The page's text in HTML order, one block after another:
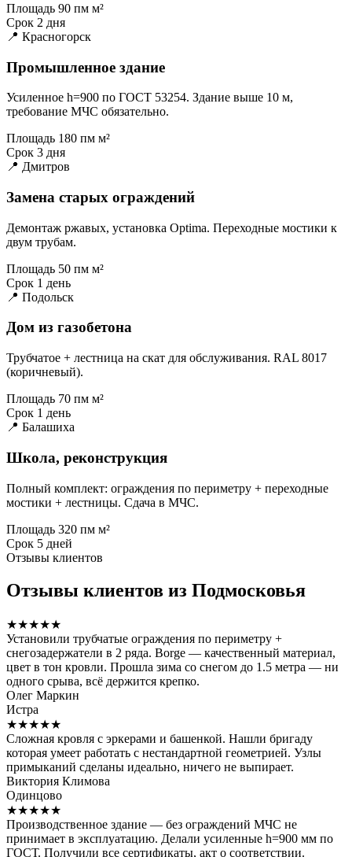
Площадь 90 пм м²
Срок 2 дня
📍 Красногорск
Промышленное здание
Усиленное h=900 по ГОСТ 53254. Здание выше 10 м,
требование МЧС обязательно.
Площадь 180 пм м²
Срок 3 дня
📍 Дмитров
Замена старых ограждений
Демонтаж ржавых, установка Optima. Переходные мостики к
двум трубам.
Площадь 50 пм м²
Срок 1 день
📍 Подольск
Дом из газобетона
Трубчатое + лестница на скат для обслуживания. RAL 8017
(коричневый).
Площадь 70 пм м²
Срок 1 день
📍 Балашиха
Школа, реконструкция
Полный комплект: ограждения по периметру + переходные
мостики + лестницы. Сдача в МЧС.
Площадь 320 пм м²
Срок 5 дней
Отзывы клиентов
Отзывы клиентов из Подмосковья
★★★★★
Установили трубчатые ограждения по периметру +
снегозадержатели в 2 ряда. Borge — качественный материал,
цвет в тон кровли. Прошла зима со снегом до 1.5 метра — ни
одного срыва, всё держится крепко.
Олег Маркин
Истра
★★★★★
Сложная кровля с эркерами и башенкой. Нашли бригаду
которая умеет работать с нестандартной геометрией. Узлы
примыканий сделаны идеально, ничего не выпирает.
Виктория Климова
Одинцово
★★★★★
Производственное здание — без ограждений МЧС не
принимает в эксплуатацию. Делали усиленные h=900 мм по
ГОСТ. Получили все сертификаты, акт о соответствии.